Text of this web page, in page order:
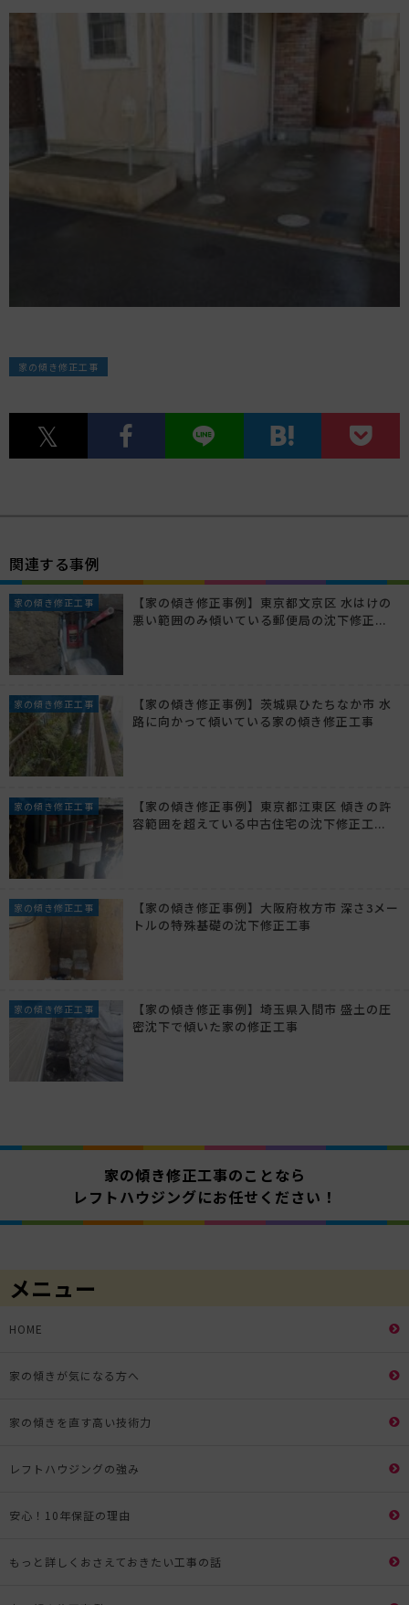
家の傾き修正工事
関連する事例
家の傾き修正工事
【家の傾き修正事例】東京都文京区 水はけの
悪い範囲のみ傾いている郵便局の沈下修正...
家の傾き修正工事
【家の傾き修正事例】茨城県ひたちなか市 水
路に向かって傾いている家の傾き修正工事
家の傾き修正工事
【家の傾き修正事例】東京都江東区 傾きの許
容範囲を超えている中古住宅の沈下修正工...
家の傾き修正工事
【家の傾き修正事例】大阪府枚方市 深さ3メー
トルの特殊基礎の沈下修正工事
家の傾き修正工事
【家の傾き修正事例】埼玉県入間市 盛土の圧
密沈下で傾いた家の修正工事
家の傾き修正工事のことなら
レフトハウジングにお任せください！
メニュー
HOME
家の傾きが気になる方へ
家の傾きを直す高い技術力
レフトハウジングの強み
安心！10年保証の理由
もっと詳しくおさえておきたい工事の話